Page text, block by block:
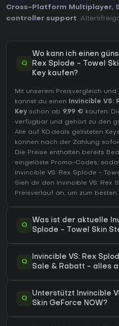
Cross-Platform Multiplayer,
controller support.
Q
Wo kann ich einen
Rex Splode - Towel
Key kaufen?
Mit unserem Preisvergleich
kannst du einen
Invincible VS:
Key schon ab 9,99 € kaufen.
verfügbar und gehört zu den
Alle auf XD.deals gelisteten
können nach der Zahlung
Die Preise enthalten bereits
eingelöste Promo-Codes,
Invincible VS: Rex Splode -
Sieh dir den
Invincible VS: Rex
Preisverlauf an, um zum
Q
Was ist der aktuelle
Splode - Towel Skin
Q
Invincible VS: Rex
Sale & Rabatt - alles
Q
Unterstützt Invincible
Skin GeForce NOW?